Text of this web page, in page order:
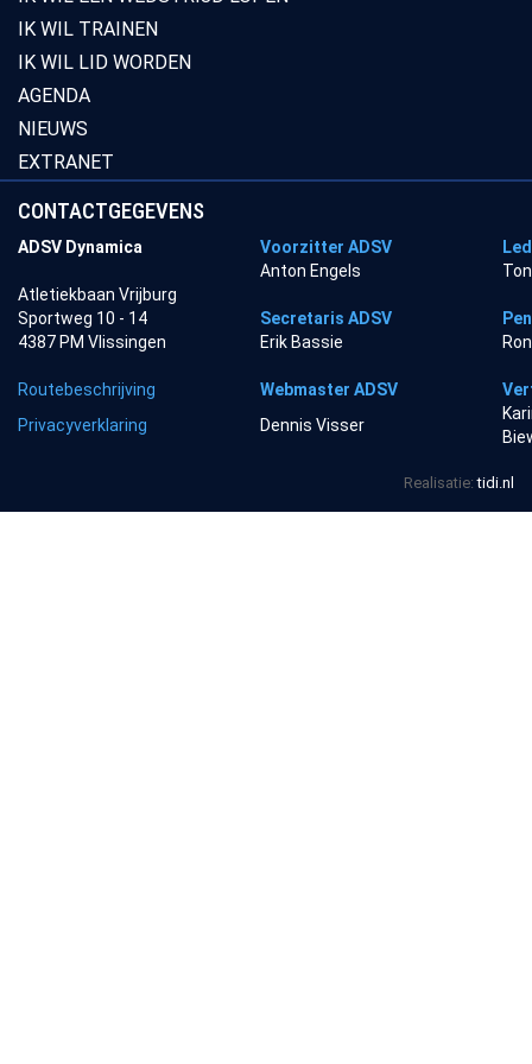
IK WIL TRAINEN
IK WIL LID WORDEN
AGENDA
NIEUWS
EXTRANET
CONTACTGEGEVENS
ADSV Dynamica Voorzitter ADSV
Anton Engels
Atletiekbaan Vrijburg
Sportweg 10 - 14
Secretaris ADSV
4387 PM Vlissingen
Erik Bassie
Routebeschrijving Webmaster ADSV
Privacyverklaring
Dennis Visser
Realisatie:tidi.nl